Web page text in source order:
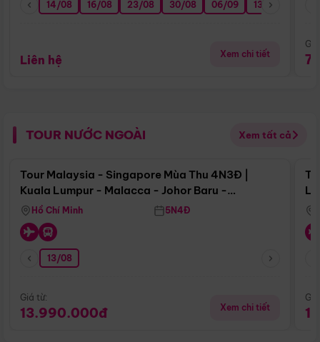
14/08 16/08 23/08 30/08 06/09 13/09
Liên hệ Xem chi tiết
TOUR NƯỚC NGOÀI Xem tất cả
Điểm nổi bật
Tour Malaysia - Singapore Mùa Thu 4N3Đ |
Kuala Lumpur - Malacca - Johor Baru -
Singapore
Hồ Chí Minh 5N4Đ
13/08
Giá từ:
13.990.000đ Xem chi tiết